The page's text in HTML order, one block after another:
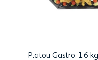
Platou Gastro, 1.6 kg